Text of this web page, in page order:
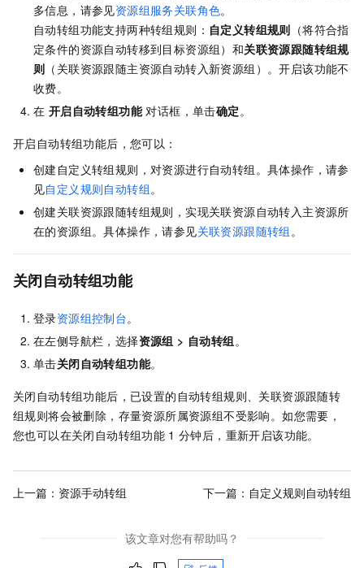
多信息，请参见资源组服务关联角色。
自动转组功能支持两种转组规则： 自定义转组规则 （将符合指
定条件的资源自动转移到目标资源组）和关联资源跟随转组规
则 （关联资源跟随主资源自动转入新资源组）。开启该功能不
收费。
在 开启自动转组功能对话框，单击确定。
开启自动转组功能后，您可以：
创建自定义转组规则，对资源进行自动转组。具体操作，请参
见自定义规则自动转组。
创建关联资源跟随转组规则，实现关联资源自动转入主资源所
在的资源组。具体操作，请参见关联资源跟随转组 。
关闭自动转组功能
登录资源组控制台。
在左侧导航栏，选择资源组 > 自动转组。
单击关闭自动转组功能。
关闭自动转组功能后，已设置的自动转组规则、关联资源跟随转
组规则将会被删除，存量资源所属资源组不受影响。如您需要，
您也可以在关闭自动转组功能 1 分钟后，重新开启该功能。
上一篇： 资源手动转组 下一篇： 自定义规则自动转组
该文章对您有帮助吗？